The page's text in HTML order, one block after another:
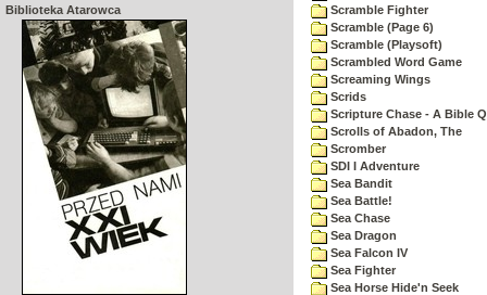
Biblioteka Atarowca
Scramble Fighter
Scramble (Page 6)
Scramble (Playsoft)
Scrambled Word Game
Screaming Wings
Scrids
Scripture Chase - A Bible
Scrolls of Abadon, The
Scromber
SDI I Adventure
Sea Bandit
Sea Battle!
Sea Chase
Sea Dragon
Sea Falcon IV
Sea Fighter
Sea Horse Hide'n Seek